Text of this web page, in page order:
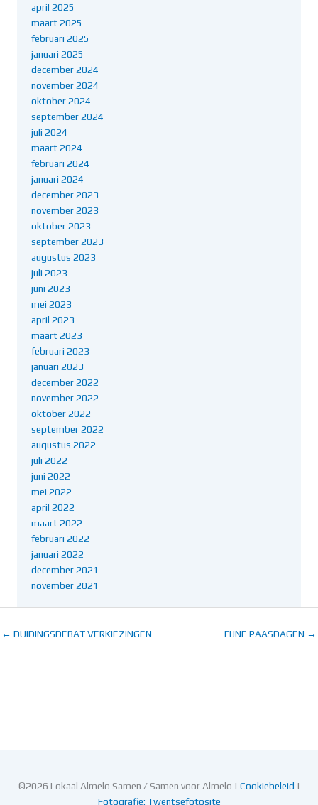
april 2025
maart 2025
februari 2025
januari 2025
december 2024
november 2024
oktober 2024
september 2024
juli 2024
maart 2024
februari 2024
januari 2024
december 2023
november 2023
oktober 2023
september 2023
augustus 2023
juli 2023
juni 2023
mei 2023
april 2023
maart 2023
februari 2023
januari 2023
december 2022
november 2022
oktober 2022
september 2022
augustus 2022
juli 2022
juni 2022
mei 2022
april 2022
maart 2022
februari 2022
januari 2022
december 2021
november 2021
← DUIDINGSDEBAT VERKIEZINGEN FIJNE PAASDAGEN →
©2026 Lokaal Almelo Samen / Samen voor Almelo | Cookiebeleid |
Fotografie: Twentsefotosite